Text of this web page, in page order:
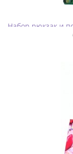
Набор рюкзак и